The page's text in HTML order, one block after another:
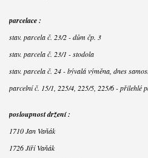
parcelace :
stav. parcela č. 23/2 - dům čp. 3
stav. parcela č. 23/1 - stodola
stav. parcela č. 24 - bývalá výměna, dnes
parcelní č. 15/1, 225/4, 225/5, 225/6 - přilehlé
posloupnost držení :
1710 Jan Vaňák
1726 Jiří Vaňák